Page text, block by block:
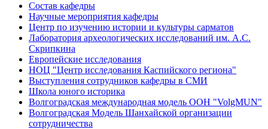
Состав кафедры
Научные мероприятия кафедры
Центр по изучению истории и культуры сарматов
Лаборатория археологических исследований им. А.С.
Скрипкина
Европейские исследования
НОЦ "Центр исследования Каспийского региона"
Выступления сотрудников кафедры в СМИ
Школа юного историка
Волгоградская международная модель ООН "VolgMUN"
Волгоградская Модель Шанхайской организации
сотрудничества